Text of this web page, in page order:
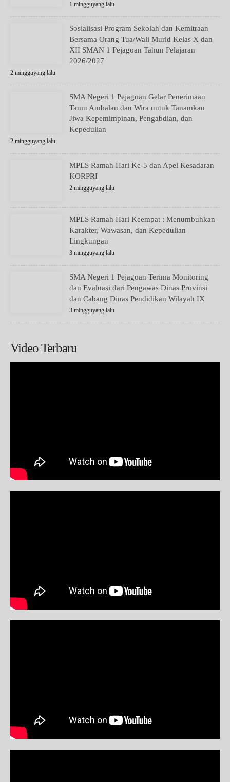
1 mingguyang lalu
Sosialisasi Program Sekolah dan Kemitraan
Bersama Orang Tua/Wali Murid Kelas X dan
XII SMAN 1 Pejagoan Tahun Pelajaran
2026/2027
2 mingguyang lalu
SMA Negeri 1 Pejagoan Gelar Penerimaan
Tamu Ambalan dan Wira untuk Tanamkan
Jiwa Kepemimpinan, Pengabdian, dan
Kepedulian
2 mingguyang lalu
MPLS Ramah Hari Ke-5 dan Apel Kesadaran
KORPRI
2 mingguyang lalu
MPLS Ramah Hari Keempat : Menumbuhkan
Karakter, Wawasan, dan Kepedulian
Lingkungan
3 mingguyang lalu
SMA Negeri 1 Pejagoan Terima Monitoring
dan Evaluasi dari Pengawas Dinas Provinsi
dan Cabang Dinas Pendidikan Wilayah IX
3 mingguyang lalu
Video Terbaru